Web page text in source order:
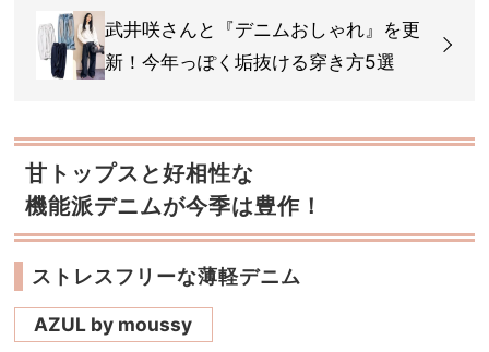
武井咲さんと『デニムおしゃれ』を更
新！今年っぽく垢抜ける穿き方5選
甘トップスと好相性な
機能派デニムが今季は豊作！
ストレスフリーな薄軽デニム
AZUL by moussy